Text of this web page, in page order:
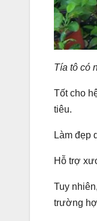
Tía tô có
Tốt cho
tiêu.
Làm đẹp
Hỗ trợ
Tuy
trường